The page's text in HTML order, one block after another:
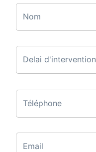
Nom
Delai d'intervention
Téléphone
Email